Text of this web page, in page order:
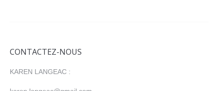
CONTACTEZ-NOUS
KAREN LANGEAC :